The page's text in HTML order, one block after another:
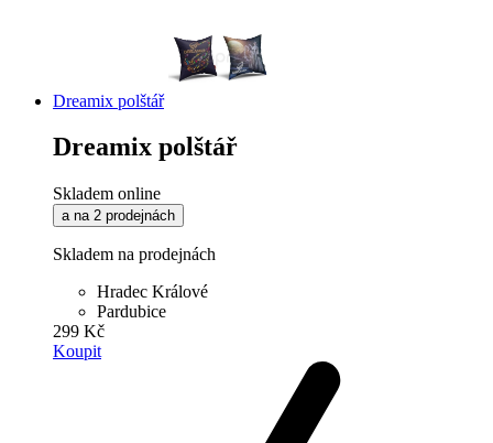
Dreamix polštář
Dreamix polštář
Skladem online
a na 2 prodejnách
Skladem na prodejnách
Hradec Králové
Pardubice
299 Kč
Koupit